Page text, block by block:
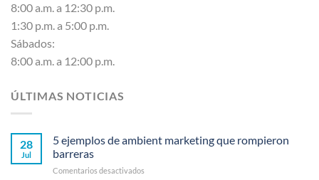
8:00 a.m. a 12:30 p.m.
1:30 p.m. a 5:00 p.m.
Sábados:
8:00 a.m. a 12:00 p.m.
ÚLTIMAS NOTICIAS
28
Jul
5 ejemplos de ambient marketing que rompieron
barreras
Comentarios desactivados